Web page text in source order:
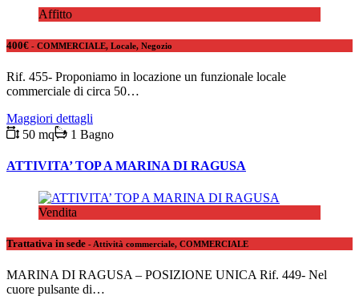
Affitto
400€ - COMMERCIALE, Locale, Negozio
Rif. 455- Proponiamo in locazione un funzionale locale
commerciale di circa 50…
Maggiori dettagli
50 mq
1 Bagno
ATTIVITA’ TOP A MARINA DI RAGUSA
Vendita
Trattativa in sede - Attività commerciale, COMMERCIALE
MARINA DI RAGUSA – POSIZIONE UNICA Rif. 449- Nel
cuore pulsante di…